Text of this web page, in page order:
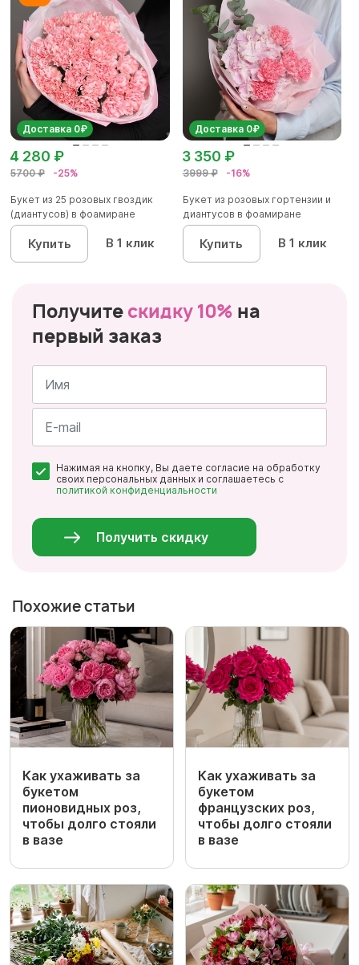
Доставка 0₽
5700 ₽ -25%
4 280 ₽
Букет из 25 розовых гвоздик
(диантусов) в фоамиране
Купить В 1 клик
Доставка 0₽
3999 ₽ -16%
3 350 ₽
Букет из розовых гортензии и
диантусов в фоамиране
Купить В 1 клик
Получите скидку 10% на
первый заказ
Имя
*
Нажимая на кнопку, Вы даете согласие на обработку
своих персональных данных и соглашаетесь с
политикой конфиденциальности
Получить скидку
Похожие статьи
Как ухаживать за
букетом
пионовидных роз,
чтобы долго стояли
в вазе
Как ухаживать за
букетом
французских роз,
чтобы долго стояли
в вазе